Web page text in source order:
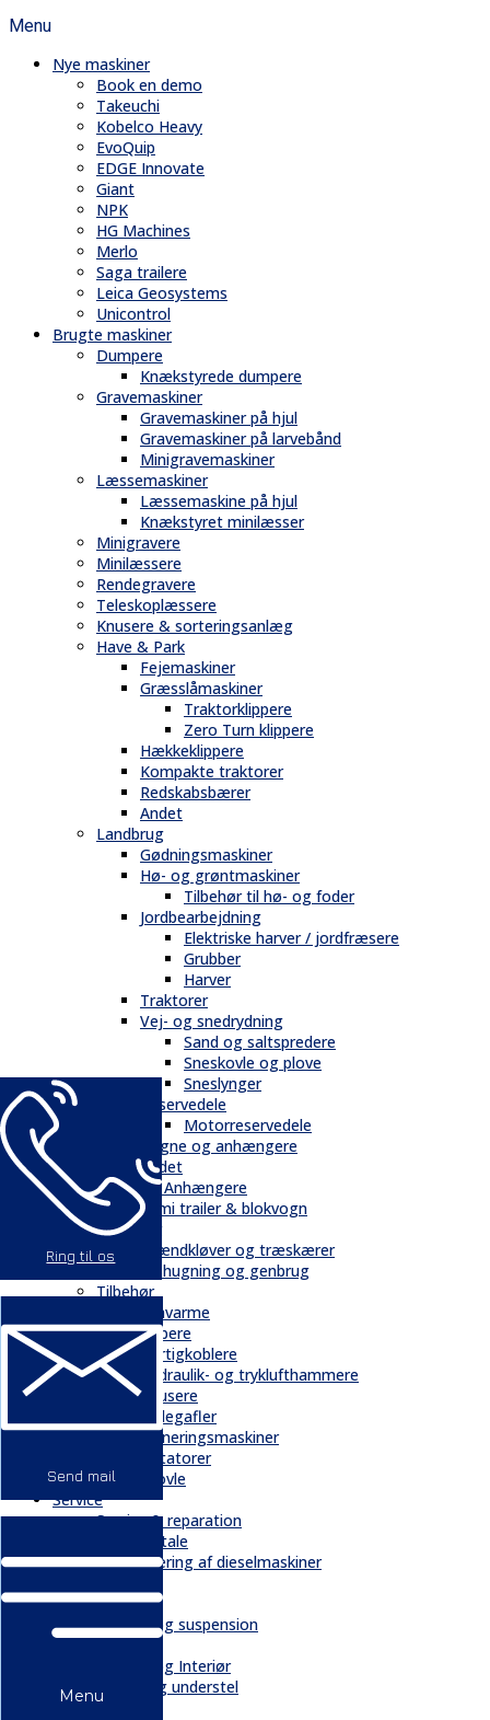
Ring til os
Send mail
Menu
Menu
Nye maskiner
Book en demo
Takeuchi
Kobelco Heavy
EvoQuip
EDGE Innovate
Giant
NPK
HG Machines
Merlo
Saga trailere
Leica Geosystems
Unicontrol
Brugte maskiner
Dumpere
Knækstyrede dumpere
Gravemaskiner
Gravemaskiner på hjul
Gravemaskiner på larvebånd
Minigravemaskiner
Læssemaskiner
Læssemaskine på hjul
Knækstyret minilæsser
Minigravere
Minilæssere
Rendegravere
Teleskoplæssere
Knusere & sorteringsanlæg
Have & Park
Fejemaskiner
Græsslåmaskiner
Traktorklippere
Zero Turn klippere
Hækkeklippere
Kompakte traktorer
Redskabsbærer
Andet
Landbrug
Gødningsmaskiner
Hø- og grøntmaskiner
Tilbehør til hø- og foder
Jordbearbejdning
Elektriske harver / jordfræsere
Grubber
Harver
Traktorer
Vej- og snedrydning
Sand og saltspredere
Sneskovle og plove
Sneslynger
Reservedele
Motorreservedele
Vogne og anhængere
Andet
Trailere / Anhængere
Semi trailer & blokvogn
Skovbrug
Brændkløver og træskærer
Flishugning og genbrug
Tilbehør
Gravarme
Gribere
Hurtigkoblere
Hydraulik- og tryklufthammere
Knusere
Pallegafler
Planeringsmaskiner
Rotatorer
Skovle
Service
Service & reparation
Serviceaftale
Elektrificering af dieselmaskiner
Bånd
Chassis og suspension
Hydraulik
Kabiner og Interiør
Kæder og understel
Motor